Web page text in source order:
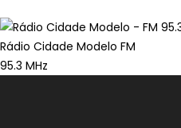
Rádio Cidade Modelo FM
95.3 MHz